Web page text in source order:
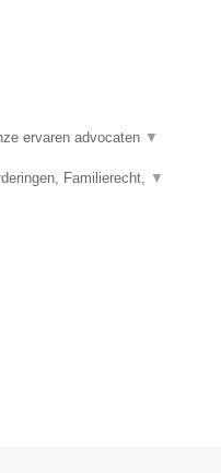
ervaren advocaten ▼
Familierecht, ▼